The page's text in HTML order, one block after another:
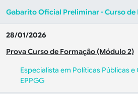
Gabarito Oficial Preliminar - Curso
28/01/2026
Prova Curso de Formação (Módulo 2)
Especialista em Políticas Públicas
EPPGG